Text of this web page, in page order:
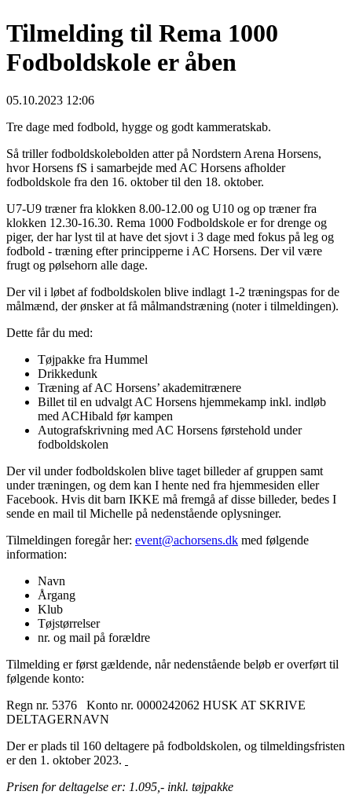
Tilmelding til Rema 1000
Fodboldskole er åben
05.10.2023 12:06
Tre dage med fodbold, hygge og godt kammeratskab.
Så triller fodboldskolebolden atter på Nordstern Arena Horsens,
hvor Horsens fS i samarbejde med AC Horsens afholder
fodboldskole fra den 16. oktober til den 18. oktober.
U7-U9 træner fra klokken 8.00-12.00 og U10 og op træner fra
klokken 12.30-16.30. Rema 1000 Fodboldskole er for drenge og
piger, der har lyst til at have det sjovt i 3 dage med fokus på leg og
fodbold - træning efter principperne i AC Horsens. Der vil være
frugt og pølsehorn alle dage.
Der vil i løbet af fodboldskolen blive indlagt 1-2 træningspas for de
målmænd, der ønsker at få målmandstræning (noter i tilmeldingen).
Dette får du med:
Tøjpakke fra Hummel
Drikkedunk
Træning af AC Horsens’ akademitrænere
Billet til en udvalgt AC Horsens hjemmekamp inkl. indløb
med ACHibald før kampen
Autografskrivning med AC Horsens førstehold under
fodboldskolen
Der vil under fodboldskolen blive taget billeder af gruppen samt
under træningen, og dem kan I hente ned fra hjemmesiden eller
Facebook. Hvis dit barn IKKE må fremgå af disse billeder, bedes I
sende en mail til Michelle på nedenstående oplysninger.
Tilmeldingen foregår her: event@achorsens.dk med følgende
information:
Navn
Årgang
Klub
Tøjstørrelser
nr. og mail på forældre
Tilmelding er først gældende, når nedenstående beløb er overført til
følgende konto:
Regn nr. 5376 Konto nr. 0000242062 HUSK AT SKRIVE
DELTAGERNAVN
Der er plads til 160 deltagere på fodboldskolen, og tilmeldingsfristen
er den 1. oktober 2023.
Prisen for deltagelse er: 1.095,- inkl. tøjpakke